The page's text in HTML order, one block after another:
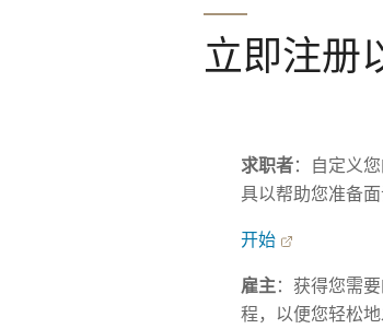
立即注册
求职者：自定义
具以帮助您准备面
开始
雇主 ：获得您需
程，以便您轻松